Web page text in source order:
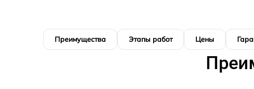
Преимущества Этапы работ Цены